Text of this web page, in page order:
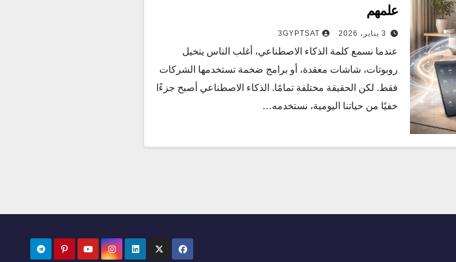
علمهم
3 يناير، 2026 3GYPTSAT
عندما نسمع كلمة الذكاء الاصطناعي، أغلب الناس يتخيل
روبوتات، شاشات معقدة، أو برامج ضخمة تستخدمها الشركات
فقط. لكن الحقيقة مختلفة تمامًا. الذكاء الاصطناعي أصبح جزءًا
خفيًا من حياتنا اليومية، نستخدمه…